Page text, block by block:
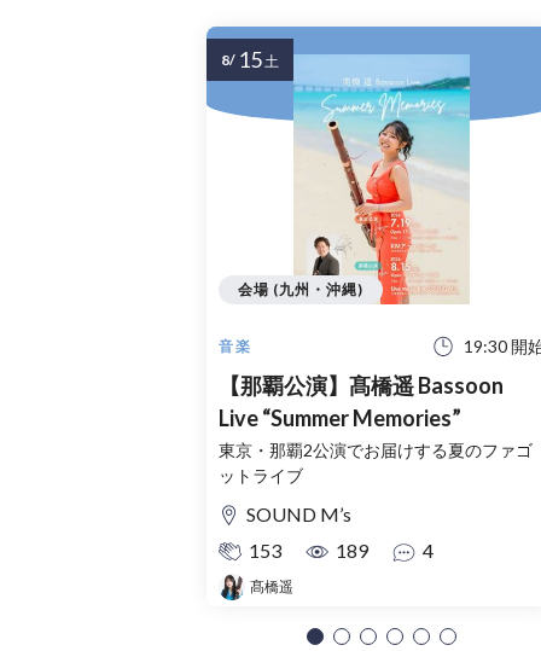
音楽 19:30 開
【那覇公演】髙橋遥 Bassoon
Live “Summer Memories”
東京・那覇2公演でお届けする夏のファゴ
ットライブ
SOUND M’s
153
189 4
髙橋遥
会場 (九州・沖縄)
8/ 15土